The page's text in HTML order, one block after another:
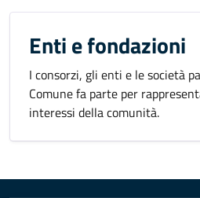
Enti e fondazioni
I consorzi, gli enti e le società
Comune fa parte per
interessi della comunità.